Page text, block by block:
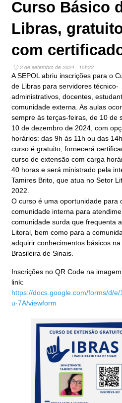
Curso Básico
Libras,
com
2 de setembro de 2024 - 15h22
A SEPOL abriu inscrições para o
de Libras para servidores técnico-
administrativos, docentes,
comunidade externa. As aulas
sempre às terças-feiras, de 10 de
10 de dezembro de 2024, com
horários: das 9h às 11h ou das
curso é gratuito, fornecerá
curso de extensão com carga
40 horas e será ministrado pela
Tamires Brito, que atua no Setor
2022.
O curso é uma oportunidade para
comunidade interna para
comunidade surda que frequenta
Litoral, bem como para a
adquirir conhecimentos básicos
Brasileira de Sinais.
Inscrições no QR Code na
link:
https://docs.google.com/forms/d/
u-7A/viewform